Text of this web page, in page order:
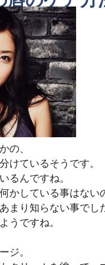
の、
けているそうです。
るんですね。
かしている事はない
まり知らない事でし
ようですね。
ジ。